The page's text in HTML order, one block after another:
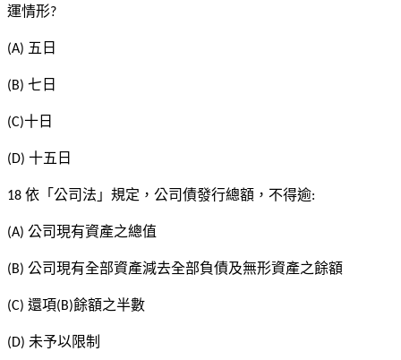
運情形?
(A) 五日
(B) 七日
(C)十日
(D) 十五日
18 依「公司法」規定，公司債發行總額，不得逾:
(A) 公司現有資產之總值
(B) 公司現有全部資產減去全部負債及無形資產之餘額
(C) 還項(B)餘額之半數
(D) 未予以限制